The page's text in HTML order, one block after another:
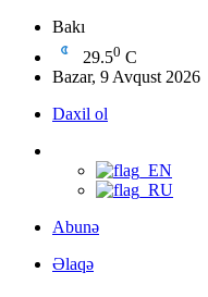
Bakı
29.50 C
Bazar, 9 Avqust 2026
Daxil ol
Abunə
Əlaqə